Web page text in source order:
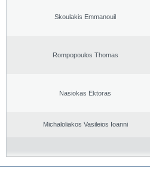
Skoulakis Emmanouil
Rompopoulos Thomas
Nasiokas Ektoras
Michaloliakos Vasileios Ioanni